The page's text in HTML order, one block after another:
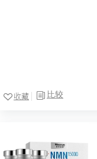
比较
收藏